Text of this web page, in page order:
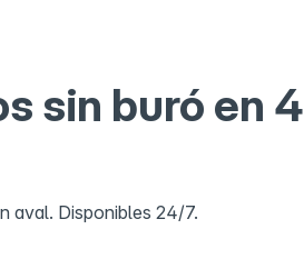
sin buró en 4
aval. Disponibles 24/7.